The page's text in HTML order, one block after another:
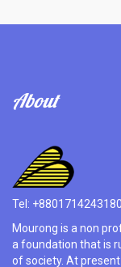
About
Tel: +8801714243180
Mourong is a non
a foundation that is
of society. At